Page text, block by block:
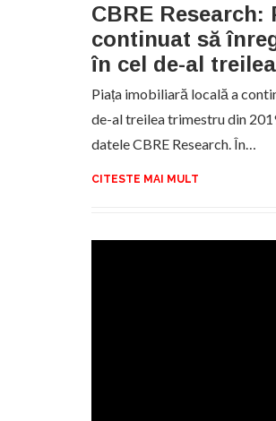
CBRE
continuat să
în cel de-al
Piața imobiliară locală a
de-al treilea trimestru din
datele CBRE Research. În…
CITESTE MAI MULT